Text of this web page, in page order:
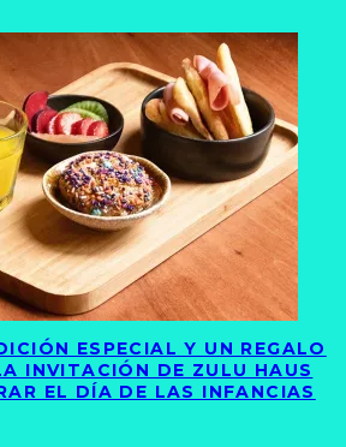
ESPECIAL Y UN REGALO
INVITACIÓN DE ZULU HAUS
EL DÍA DE LAS INFANCIAS